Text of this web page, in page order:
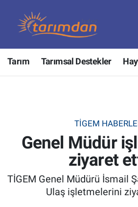
Tarım Tarımsal Destekler
TİGEM
Genel Müdür
ziyaret
TİGEM Genel Müdürü İsmail
Ulaş işletmelerini
Tarım
Hayvancılık
Tarımsal Destekler
Tarım Bakanlığı
TZOB
Nöbetçi Eczaneler
Hava Durumu
Tüm Manşetler
Son Dakika Haberleri
Haber Arşivi